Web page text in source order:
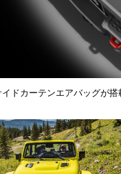
ドカーテンエアバッグが搭